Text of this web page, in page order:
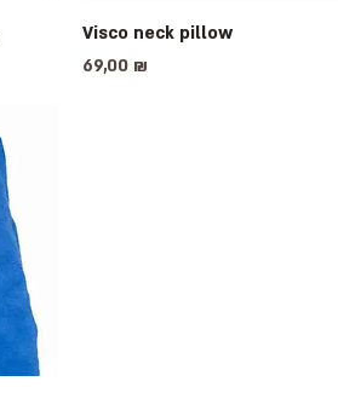
Быстрый просмотр
Visco neck pillow
Цена
69,00 ₪